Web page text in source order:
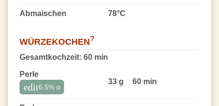
Abmaischen 78°C
WÜRZEKOCHEN?
Gesamtkochzeit: 60 min
Perle
edit6.5% α
33 g 60 min